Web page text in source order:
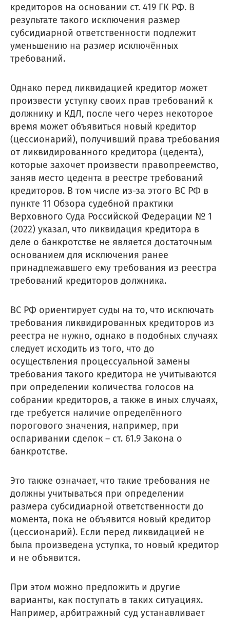
кредиторов на основании ст. 419 ГК РФ. В
результате такого исключения размер
субсидиарной ответственности подлежит
уменьшению на размер исключённых
требований.
Однако перед ликвидацией кредитор может
произвести уступку своих прав требований к
должнику и КДЛ, после чего через некоторое
время может объявиться новый кредитор
(цессионарий), получивший права требования
от ликвидированного кредитора (цедента),
которые захочет произвести правопреемство,
заняв место цедента в реестре требований
кредиторов. В том числе из-за этого ВС РФ в
пункте 11 Обзора судебной практики
Верховного Суда Российской Федерации № 1
(2022) указал, что ликвидация кредитора в
деле о банкротстве не является достаточным
основанием для исключения ранее
принадлежавшего ему требования из реестра
требований кредиторов должника.
ВС РФ ориентирует суды на то, что исключать
требования ликвидированных кредиторов из
реестра не нужно, однако в подобных случаях
следует исходить из того, что до
осуществления процессуальной замены
требования такого кредитора не учитываются
при определении количества голосов на
собрании кредиторов, а также в иных случаях,
где требуется наличие определённого
порогового значения, например, при
оспаривании сделок – ст. 61.9 Закона о
банкротстве.
Это также означает, что такие требования не
должны учитываться при определении
размера субсидиарной ответственности до
момента, пока не объявится новый кредитор
(цессионарий). Если перед ликвидацией не
была произведена уступка, то новый кредитор
и не объявится.
При этом можно предложить и другие
варианты, как поступать в таких ситуациях.
Например, арбитражный суд устанавливает
проблемы
с сайтом или
заметили ошибку?